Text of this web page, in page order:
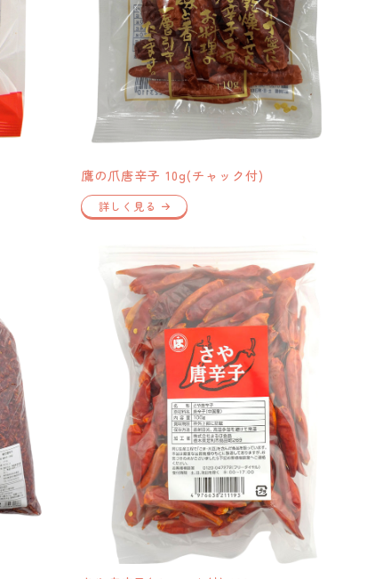
鷹の爪唐辛子 10g(チャック付)
詳しく見る